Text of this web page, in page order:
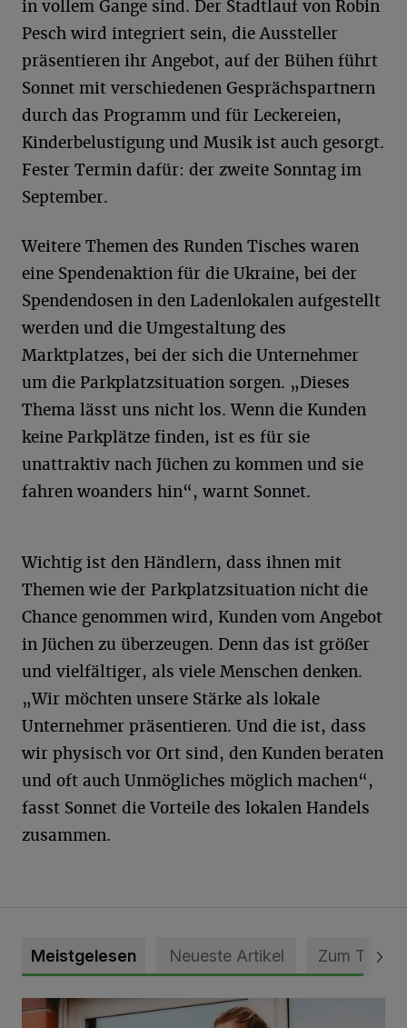
in vollem Gange sind. Der Stadtlauf von Robin
Pesch wird integriert sein, die Aussteller
präsentieren ihr Angebot, auf der Bühen führt
Sonnet mit verschiedenen Gesprächspartnern
durch das Programm und für Leckereien,
Kinderbelustigung und Musik ist auch gesorgt.
Fester Termin dafür: der zweite Sonntag im
September.
Weitere Themen des Runden Tisches waren
eine Spendenaktion für die Ukraine, bei der
Spendendosen in den Ladenlokalen aufgestellt
werden und die Umgestaltung des
Marktplatzes, bei der sich die Unternehmer
um die Parkplatzsituation sorgen. „Dieses
Thema lässt uns nicht los. Wenn die Kunden
keine Parkplätze finden, ist es für sie
unattraktiv nach Jüchen zu kommen und sie
fahren woanders hin“, warnt Sonnet.
Wichtig ist den Händlern, dass ihnen mit
Themen wie der Parkplatzsituation nicht die
Chance genommen wird, Kunden vom Angebot
in Jüchen zu überzeugen. Denn das ist größer
und vielfältiger, als viele Menschen denken.
„Wir möchten unsere Stärke als lokale
Unternehmer präsentieren. Und die ist, dass
wir physisch vor Ort sind, den Kunden beraten
und oft auch Unmögliches möglich machen“,
fasst Sonnet die Vorteile des lokalen Handels
zusammen.
Meistgelesen Neueste Artikel Zum Thema
DRK Grevenbroich feiert Einweihung des neuen Domizils